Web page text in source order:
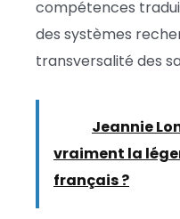
compétences
des systèmes
transversalité des
Jeannie
vraiment la
français ?